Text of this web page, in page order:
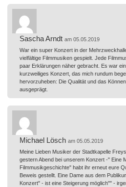
Sascha Arndt am 05.05.2019
War ein super Konzert in der
vielfältige Filmmusiken gespielt. Jede
paar Erklärungen näher gebracht. Es war
kurzweiliges Konzert, das mich rundum
hervorzuheben: Die Qualität und das
ausgeprägt.
Michael Lösch am 05.05.2019
Meine Lieben Musiker der Stadtkapelle
gestern Abend bei unserem Konzert -" Eine
Filmmusikgeschichte" habt ihr erneut eure
Beweis gestellt. Eine Dame aus dem
Konzert" - ist eine Steigerung möglich"" -